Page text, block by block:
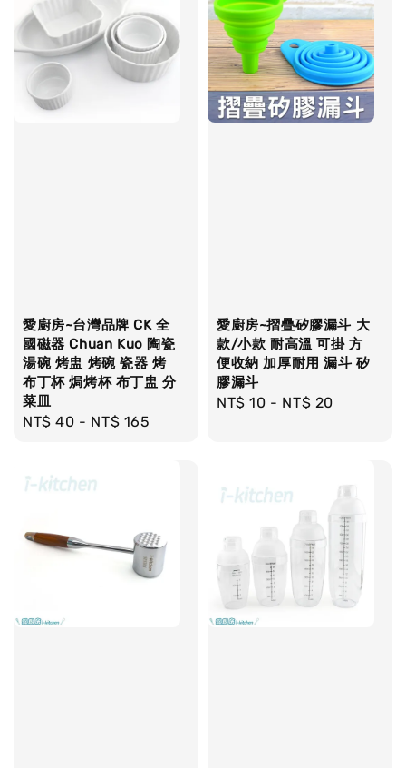
愛廚房~台灣品牌 CK 全
國磁器 Chuan Kuo 陶瓷
湯碗 烤盅 烤碗 瓷器 烤
布丁杯 焗烤杯 布丁盅 分
菜皿
Regular
NT$ 40 - NT$ 165
愛廚房~摺疊矽膠漏斗 大
款/小款 耐高溫 可掛 方
便收納 加厚耐用 漏斗 矽
膠漏斗
Regular
NT$ 10 - NT$ 20